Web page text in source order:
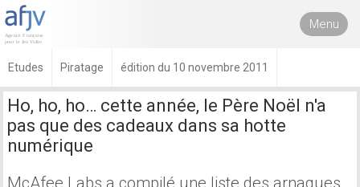
Menu
Etudes Piratage édition du 10 novembre 2011
Ho, ho, ho… cette année, le Père Noël n'a
pas que des cadeaux dans sa hotte
numérique
McAfee Labs a compilé une liste des arnaques